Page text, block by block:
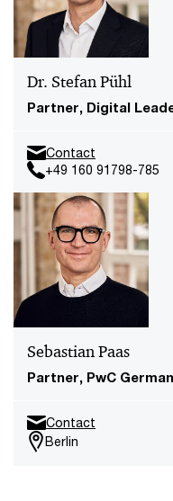
Dr. Stefan Pühl
Partner, Digital
Contact
+49 160 91798-785
Sebastian Paas
Partner, PwC
Contact
Berlin